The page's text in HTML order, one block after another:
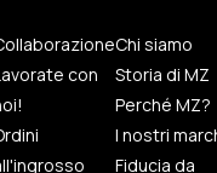
Lavorate con
Chi siamo
Storia di MZ
Perché MZ?
I nostri
Fiducia da